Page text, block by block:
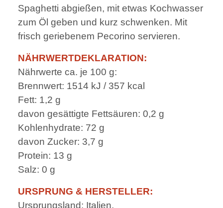
Spaghetti abgießen, mit etwas Kochwasser
zum Öl geben und kurz schwenken. Mit
frisch geriebenem Pecorino servieren.
NÄHRWERTDEKLARATION:
Nährwerte ca. je 100 g:
Brennwert: 1514 kJ / 357 kcal
Fett: 1,2 g
davon gesättigte Fettsäuren: 0,2 g
Kohlenhydrate: 72 g
davon Zucker: 3,7 g
Protein: 13 g
Salz: 0 g
URSPRUNG & HERSTELLER:
Ursprungsland: Italien.